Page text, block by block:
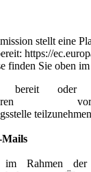
stellt eine
https://
finden Sie oben im
oder
Rahmen der